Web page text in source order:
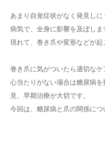
あまり自覚症状がなく発見し
病気で、全身に影響を及ぼし
現れて、巻き爪や変形などが起
巻き爪に気がついたら適切な
心当たりがない場合は糖尿病
見、早期治療が大切です。
今回は、糖尿病と爪の関係につ